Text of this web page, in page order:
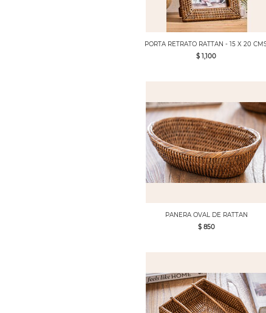
PORTA RETRATO RATTAN - 15 X 20
$ 1,100
PANERA OVAL DE RATTAN
$ 850